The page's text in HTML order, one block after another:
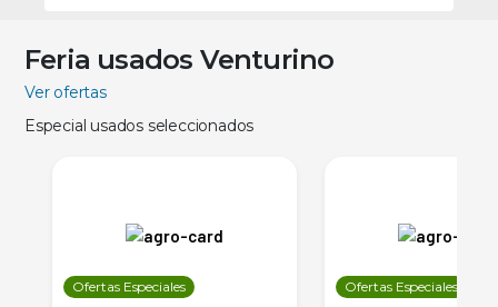
Feria usados Venturino
Ver ofertas
Especial usados seleccionados
Ofertas Especiales Ofertas Especiales